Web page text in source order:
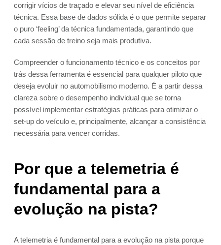
corrigir vícios de traçado e elevar seu nível de eficiência
técnica. Essa base de dados sólida é o que permite separar
o puro ‘feeling’ da técnica fundamentada, garantindo que
cada sessão de treino seja mais produtiva.
Compreender o funcionamento técnico e os conceitos por
trás dessa ferramenta é essencial para qualquer piloto que
deseja evoluir no automobilismo moderno. É a partir dessa
clareza sobre o desempenho individual que se torna
possível implementar estratégias práticas para otimizar o
set-up do veículo e, principalmente, alcançar a consistência
necessária para vencer corridas.
Por que a telemetria é
fundamental para a
evolução na pista?
A telemetria é fundamental para a evolução na pista porque